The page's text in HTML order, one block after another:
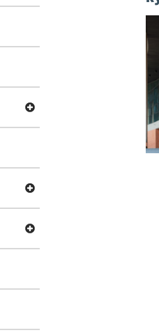
Avaa valikko
Avaa valikko Tarinoita
Avaa valikko Ajankohtaista